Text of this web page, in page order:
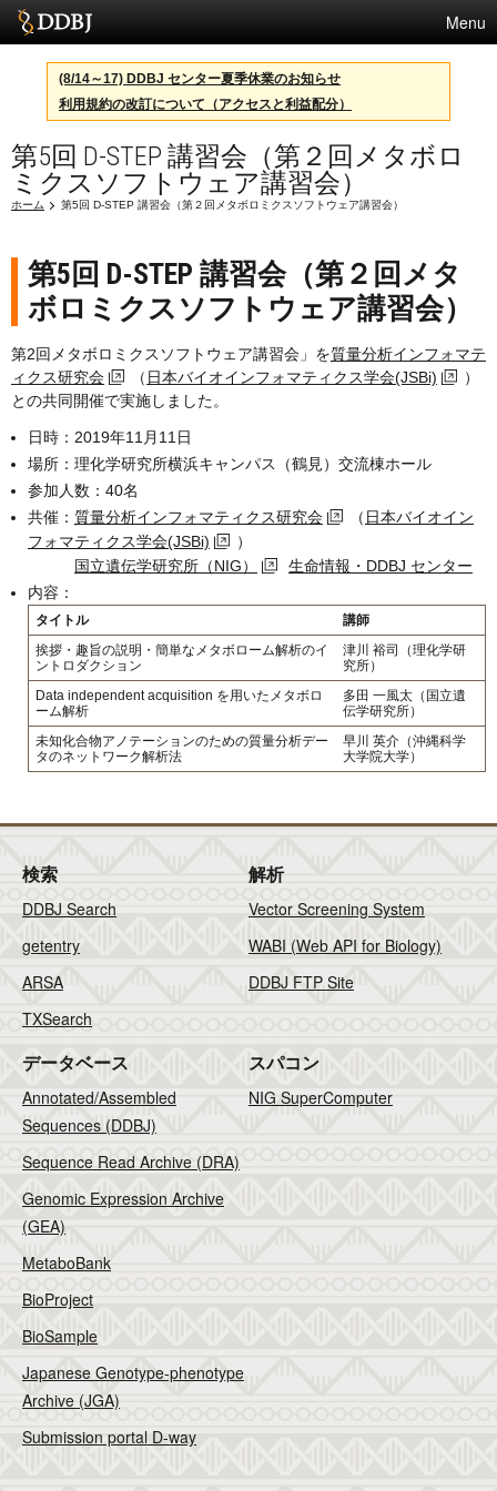
Menu
サービス
スパコン
統計
活動
利用規約
問合せ
(8/14～17) DDBJ センター夏季休業のお知らせ
利用規約の改訂について（アクセスと利益配分）
第5回 D-STEP 講習会（第２回メタボロ
ミクスソフトウェア講習会）
ホーム 第5回 D-STEP 講習会（第２回メタボロミクスソフトウェア講習会）
第5回 D-STEP 講習会（第２回メタ
ボロミクスソフトウェア講習会）
第2回メタボロミクスソフトウェア講習会」を質量分析インフォマテ
ィクス研究会
（ 日本バイオインフォマティクス学会(JSBi)
）
との共同開催で実施しました。
日時：2019年11月11日
場所：理化学研究所横浜キャンパス（鶴見）交流棟ホール
参加人数：40名
共催： 質量分析インフォマティクス研究会 （ 日本バイオイン
フォマティクス学会(JSBi)
）
国立遺伝学研究所（NIG）
生命情報・DDBJ センター
内容：
タイトル
講師
挨拶・趣旨の説明・簡単なメタボローム解析のイ
ントロダクション
津川 裕司（理化学研
究所）
Data independent acquisition を用いたメタボロ
ーム解析
多田 一風太（国立遺
伝学研究所）
未知化合物アノテーションのための質量分析デー
タのネットワーク解析法
早川 英介（沖縄科学
大学院大学）
検索
DDBJ Search
getentry
ARSA
TXSearch
解析
Vector Screening System
WABI (Web API for Biology)
DDBJ FTP Site
データベース
Annotated/Assembled
Sequences (DDBJ)
Sequence Read Archive (DRA)
Genomic Expression Archive
(GEA)
MetaboBank
BioProject
BioSample
Japanese Genotype-phenotype
Archive (JGA)
Submission portal D-way
スパコン
NIG SuperComputer